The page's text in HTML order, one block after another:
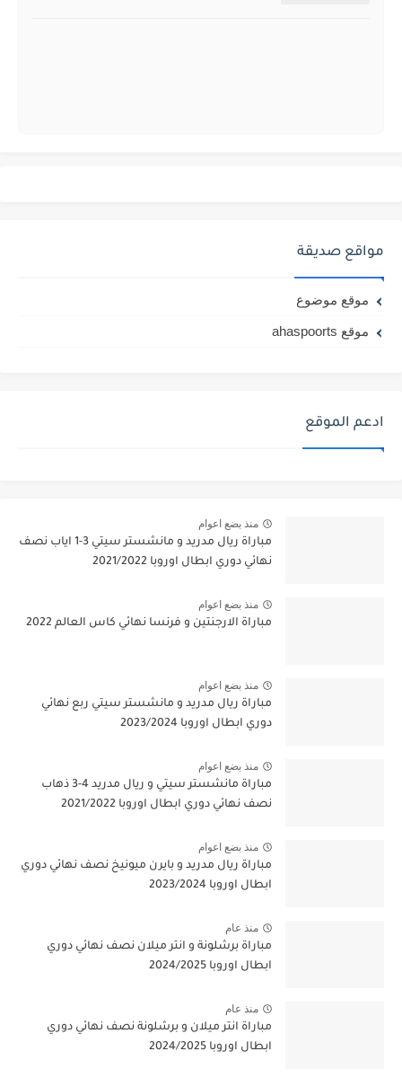
مواقع صديقة
موقع موضوع
موقع ahaspoorts
ادعم الموقع
منذ بضع اعوام
مباراة ريال مدريد و مانشستر سيتي 3-1 اياب نصف
نهائي دوري ابطال اوروبا 2021/2022
منذ بضع اعوام
مباراة الارجنتين و فرنسا نهائي كاس العالم 2022
منذ بضع اعوام
مباراة ريال مدريد و مانشستر سيتي ربع نهائي
دوري ابطال اوروبا 2023/2024
منذ بضع اعوام
مباراة مانشستر سيتي و ريال مدريد 4-3 ذهاب
نصف نهائي دوري ابطال اوروبا 2021/2022
منذ بضع اعوام
مباراة ريال مدريد و بايرن ميونيخ نصف نهائي دوري
ابطال اوروبا 2023/2024
منذ عام
مباراة برشلونة و انتر ميلان نصف نهائي دوري
ابطال اوروبا 2024/2025
منذ عام
مباراة انتر ميلان و برشلونة نصف نهائي دوري
ابطال اوروبا 2024/2025